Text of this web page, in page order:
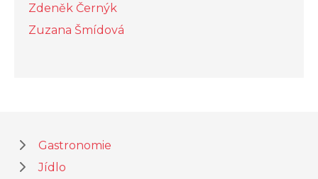
Zdeněk Černýk
Zuzana Šmídová
Gastronomie
Jídlo